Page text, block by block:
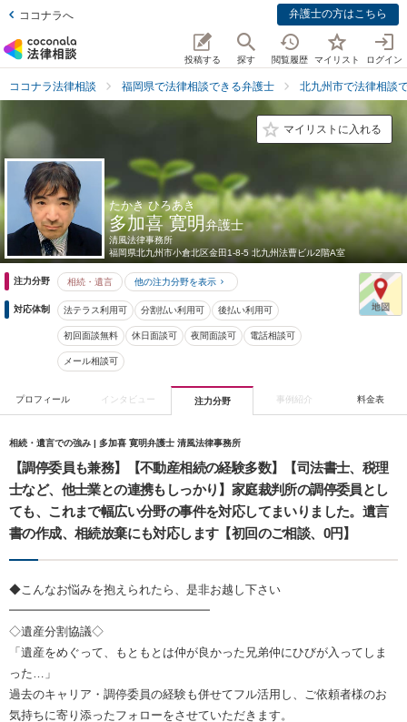
ココナラへ 弁護士の方はこちら
投稿する 探す 閲覧履歴 マイリスト ログイン
ココナラ法律相談 福岡県で法律相談できる弁護士 北九州市で法律相談
マイリストに入れる
たかき ひろあき
多加喜 寛明弁護士
清風法律事務所
福岡県北九州市小倉北区金田1-8-5 北九州法曹ビル2階A室
注力分野 相続・遺言 他の注力分野を表示
対応体制 法テラス利用可 分割払い利用可 後払い利用可
初回面談無料 休日面談可 夜間面談可 電話相談可
メール相談可
プロフィール インタビュー 注力分野 事例紹介 料金表
相続・遺言での強み | 多加喜 寛明弁護士 清風法律事務所
【調停委員も兼務】【不動産相続の経験多数】【司法書士、税理
士など、他士業との連携もしっかり】家庭裁判所の調停委員とし
ても、これまで幅広い分野の事件を対応してまいりました。遺言
書の作成、相続放棄にも対応します【初回のご相談、0円】
◆こんなお悩みを抱えられたら、是非お越し下さい
━━━━━━━━━━━━━━━━━
◇遺産分割協議◇
「遺産をめぐって、もともとは仲が良かった兄弟仲にひびが入ってしま
った…」
過去のキャリア・調停委員の経験も併せてフル活用し、ご依頼者様のお
気持ちに寄り添ったフォローをさせていただきます。